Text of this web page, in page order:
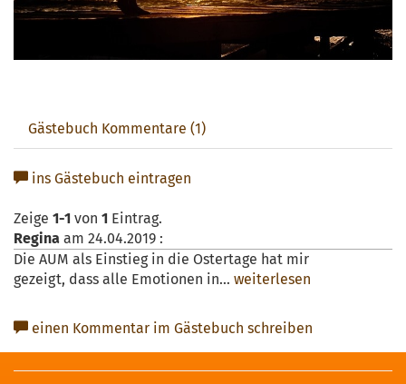
Gästebuch Kommentare (1)
ins Gästebuch eintragen
Zeige 1-1 von 1
Eintrag.
Regina am 24.04.2019 :
Die AUM als Einstieg in die Ostertage hat mir
gezeigt, dass alle Emotionen in... weiterlesen
einen Kommentar im Gästebuch schreiben